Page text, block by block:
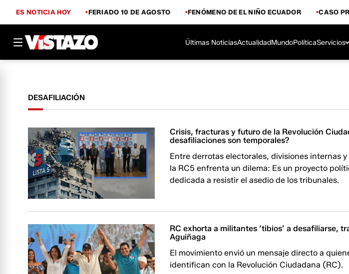
ES NOTICIA HOY FERIADO 10 DE AGOSTO FENÓMENO DE EL NIÑO ECUADOR CASO
Últimas NoticiasActualidadMundoPolíticaServicios
DESAFILIACIÓN
Crisis, fracturas y futuro de la Revolución
desafiliaciones son temporales?
Entre derrotas electorales, divisiones internas
la RC5 enfrenta un dilema: Es un proyecto
dedicada a resistir el asedio de los tribunales.
RC exhorta a militantes ‘tibios’ a desafiliarse,
Aguiñaga
El movimiento envió un mensaje directo a
identifican con la Revolución Ciudadana (RC).